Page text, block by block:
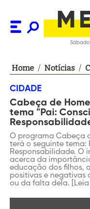
Home / Notícias /
CIDADE
Cabeça de
tema "Pai:
O programa Cabeça
terá o seguinte tema:
Responsabilidade. O
acerca da
educação dos filhos,
positivas e negativas
ou da falta dela. [Leia